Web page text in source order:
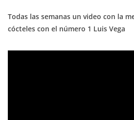
Todas las semanas un video con la
cócteles con el número 1 Luis Vega